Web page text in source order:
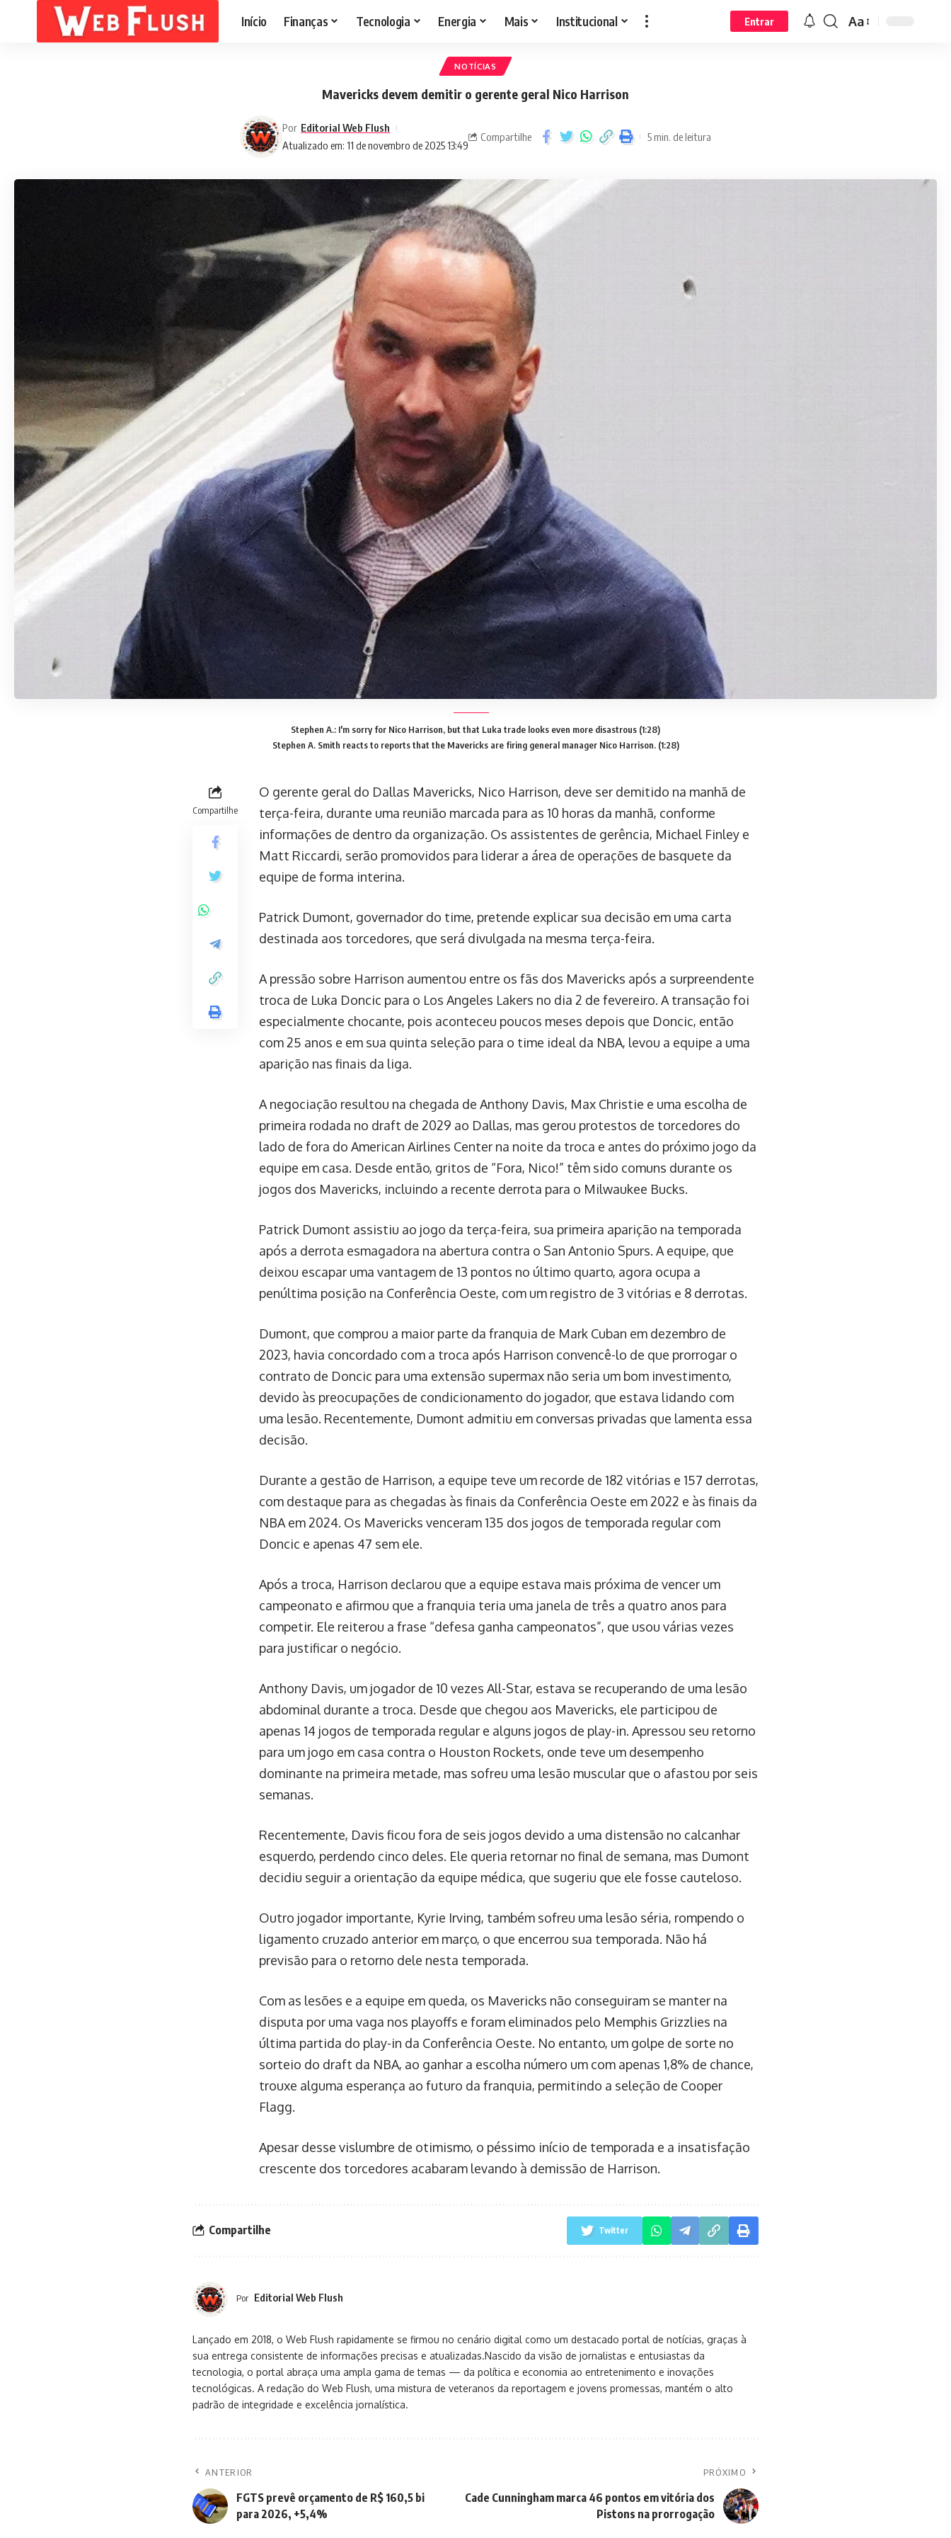
Início Finanças Tecnologia Energia Mais Institucional Entrar Aa
NOTÍCIAS
Mavericks devem demitir o gerente geral Nico Harrison
Atualizado em: 11 de novembro de 2025 13:49
Por Editorial Web Flush
Compartilhe 5 min. de leitura
Stephen A.: I'm sorry for Nico Harrison, but that Luka trade looks even more disastrous (1:28)
Stephen A. Smith reacts to reports that the Mavericks are firing general manager Nico Harrison. (1:28)
Compartilhe
O gerente geral do Dallas Mavericks, Nico Harrison, deve ser demitido na manhã de
terça-feira, durante uma reunião marcada para as 10 horas da manhã, conforme
informações de dentro da organização. Os assistentes de gerência, Michael Finley e
Matt Riccardi, serão promovidos para liderar a área de operações de basquete da
equipe de forma interina.
Patrick Dumont, governador do time, pretende explicar sua decisão em uma carta
destinada aos torcedores, que será divulgada na mesma terça-feira.
A pressão sobre Harrison aumentou entre os fãs dos Mavericks após a surpreendente
troca de Luka Doncic para o Los Angeles Lakers no dia 2 de fevereiro. A transação foi
especialmente chocante, pois aconteceu poucos meses depois que Doncic, então
com 25 anos e em sua quinta seleção para o time ideal da NBA, levou a equipe a uma
aparição nas finais da liga.
A negociação resultou na chegada de Anthony Davis, Max Christie e uma escolha de
primeira rodada no draft de 2029 ao Dallas, mas gerou protestos de torcedores do
lado de fora do American Airlines Center na noite da troca e antes do próximo jogo da
equipe em casa. Desde então, gritos de “Fora, Nico!” têm sido comuns durante os
jogos dos Mavericks, incluindo a recente derrota para o Milwaukee Bucks.
Patrick Dumont assistiu ao jogo da terça-feira, sua primeira aparição na temporada
após a derrota esmagadora na abertura contra o San Antonio Spurs. A equipe, que
deixou escapar uma vantagem de 13 pontos no último quarto, agora ocupa a
penúltima posição na Conferência Oeste, com um registro de 3 vitórias e 8 derrotas.
Dumont, que comprou a maior parte da franquia de Mark Cuban em dezembro de
2023, havia concordado com a troca após Harrison convencê-lo de que prorrogar o
contrato de Doncic para uma extensão supermax não seria um bom investimento,
devido às preocupações de condicionamento do jogador, que estava lidando com
uma lesão. Recentemente, Dumont admitiu em conversas privadas que lamenta essa
decisão.
Durante a gestão de Harrison, a equipe teve um recorde de 182 vitórias e 157 derrotas,
com destaque para as chegadas às finais da Conferência Oeste em 2022 e às finais da
NBA em 2024. Os Mavericks venceram 135 dos jogos de temporada regular com
Doncic e apenas 47 sem ele.
Após a troca, Harrison declarou que a equipe estava mais próxima de vencer um
campeonato e afirmou que a franquia teria uma janela de três a quatro anos para
competir. Ele reiterou a frase “defesa ganha campeonatos”, que usou várias vezes
para justificar o negócio.
Anthony Davis, um jogador de 10 vezes All-Star, estava se recuperando de uma lesão
abdominal durante a troca. Desde que chegou aos Mavericks, ele participou de
apenas 14 jogos de temporada regular e alguns jogos de play-in. Apressou seu retorno
para um jogo em casa contra o Houston Rockets, onde teve um desempenho
dominante na primeira metade, mas sofreu uma lesão muscular que o afastou por seis
semanas.
Recentemente, Davis ficou fora de seis jogos devido a uma distensão no calcanhar
esquerdo, perdendo cinco deles. Ele queria retornar no final de semana, mas Dumont
decidiu seguir a orientação da equipe médica, que sugeriu que ele fosse cauteloso.
Outro jogador importante, Kyrie Irving, também sofreu uma lesão séria, rompendo o
ligamento cruzado anterior em março, o que encerrou sua temporada. Não há
previsão para o retorno dele nesta temporada.
Com as lesões e a equipe em queda, os Mavericks não conseguiram se manter na
disputa por uma vaga nos playoffs e foram eliminados pelo Memphis Grizzlies na
última partida do play-in da Conferência Oeste. No entanto, um golpe de sorte no
sorteio do draft da NBA, ao ganhar a escolha número um com apenas 1,8% de chance,
trouxe alguma esperança ao futuro da franquia, permitindo a seleção de Cooper
Flagg.
Apesar desse vislumbre de otimismo, o péssimo início de temporada e a insatisfação
crescente dos torcedores acabaram levando à demissão de Harrison.
Compartilhe Twitter
Por Editorial Web Flush
Lançado em 2018, o Web Flush rapidamente se firmou no cenário digital como um destacado portal de notícias, graças à
sua entrega consistente de informações precisas e atualizadas.Nascido da visão de jornalistas e entusiastas da
tecnologia, o portal abraça uma ampla gama de temas — da política e economia ao entretenimento e inovações
tecnológicas. A redação do Web Flush, uma mistura de veteranos da reportagem e jovens promessas, mantém o alto
padrão de integridade e excelência jornalística.
ANTERIOR
FGTS prevê orçamento de R$ 160,5 bi
para 2026, +5,4%
PRÓXIMO
Cade Cunningham marca 46 pontos em vitória dos
Pistons na prorrogação